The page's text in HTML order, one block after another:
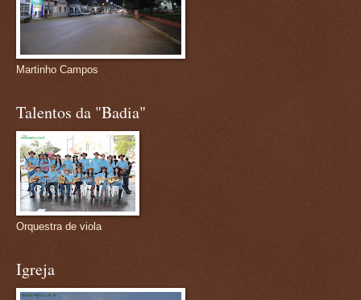
Martinho Campos
Talentos da "Badia"
Orquestra de viola
Igreja